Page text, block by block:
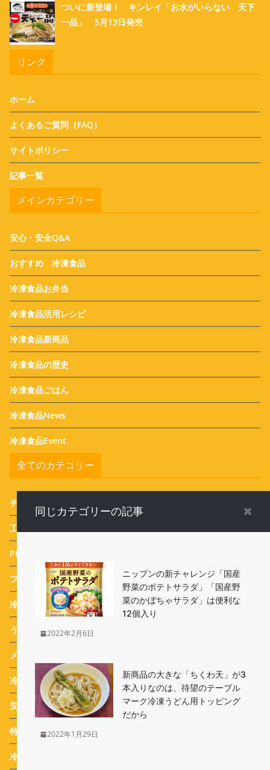
ついに新登場！ キンレイ「お水がいらない 天下
一品」 5月13日発売
リンク
ホーム
よくあるご質問（FAQ）
サイトポリシー
記事一覧
メインカテゴリー
安心・安全Q&A
おすすめ 冷凍食品
冷凍食品お弁当
冷凍食品活用レシピ
冷凍食品新商品
冷凍食品の歴史
冷凍食品ごはん
冷凍食品News
冷凍食品Event
全てのカテゴリー
チルド
工場ルポ
PR特集
フードサービス(1)
冷食番長タケムラダイ ご当地冷凍食品☆全国制覇への道(73)
うめたま食堂の冷凍野菜日和
メディア
冷凍食品 ブランド紹介(4)
安心・安全Q&A(16)
特集 (22)
冷凍食品道場 入門編
同じカテゴリーの記事
ニップンの新チャレンジ「国産
野菜のポテトサラダ」「国産野
菜のかぼちゃサラダ」は便利な
12個入り
2022年2月6日
新商品の大きな「ちくわ天」が3
本入りなのは、待望のテーブル
マーク冷凍うどん用トッピング
だから
2022年1月29日